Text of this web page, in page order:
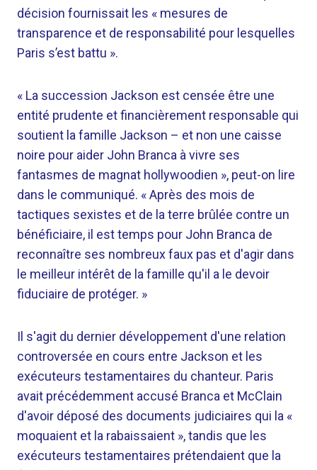
décision fournissait les « mesures de
transparence et de responsabilité pour lesquelles
Paris s’est battu ».
« La succession Jackson est censée être une
entité prudente et financièrement responsable qui
soutient la famille Jackson – et non une caisse
noire pour aider John Branca à vivre ses
fantasmes de magnat hollywoodien », peut-on lire
dans le communiqué. « Après des mois de
tactiques sexistes et de la terre brûlée contre un
bénéficiaire, il est temps pour John Branca de
reconnaître ses nombreux faux pas et d'agir dans
le meilleur intérêt de la famille qu'il a le devoir
fiduciaire de protéger. »
Il s'agit du dernier développement d'une relation
controversée en cours entre Jackson et les
exécuteurs testamentaires du chanteur. Paris
avait précédemment accusé Branca et McClain
d'avoir déposé des documents judiciaires qui la «
moquaient et la rabaissaient », tandis que les
exécuteurs testamentaires prétendaient que la